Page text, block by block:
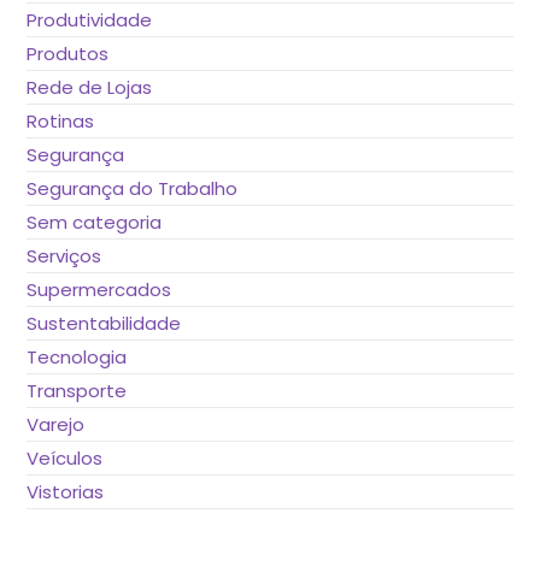
Produtividade
Produtos
Rede de Lojas
Rotinas
Segurança
Segurança do Trabalho
Sem categoria
Serviços
Supermercados
Sustentabilidade
Tecnologia
Transporte
Varejo
Veículos
Vistorias